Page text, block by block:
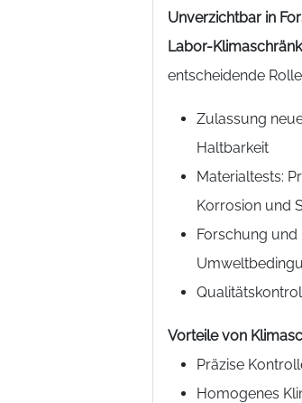
Unverzichtbar in
Labor-
entscheidende
Zulassung
Haltbarkeit
Materialtests:
Korrosion und
Forschung
Vorteile von
Präzise
Homogenes